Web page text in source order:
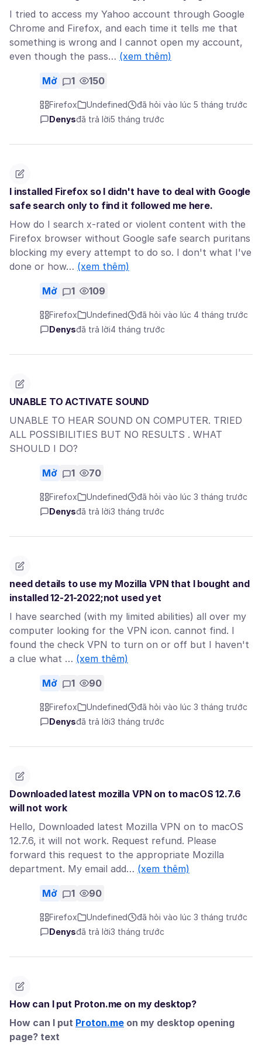
I tried to access my Yahoo account through Google
Chrome and Firefox, and each time it tells me that
something is wrong and I cannot open my account,
even though the pass… (xem thêm)
Mở 1 150
Firefox Undefined
đã hỏi vào lúc 5 tháng trước
Denysđã trả lời5 tháng trước
I installed Firefox so I didn't have to deal with Google
safe search only to find it followed me here.
How do I search x-rated or violent content with the
Firefox browser without Google safe search puritans
blocking my every attempt to do so. I don't what I've
done or how… (xem thêm)
Mở 1 109
Firefox Undefined
đã hỏi vào lúc 4 tháng trước
Denysđã trả lời4 tháng trước
UNABLE TO ACTIVATE SOUND
UNABLE TO HEAR SOUND ON COMPUTER. TRIED
ALL POSSIBILITIES BUT NO RESULTS . WHAT
SHOULD I DO?
Mở 1 70
Firefox Undefined
đã hỏi vào lúc 3 tháng trước
Denysđã trả lời3 tháng trước
need details to use my Mozilla VPN that I bought and
installed 12-21-2022;not used yet
I have searched (with my limited abilities) all over my
computer looking for the VPN icon. cannot find. I
found the check VPN to turn on or off but I haven't
a clue what … (xem thêm)
Mở 1 90
Firefox Undefined
đã hỏi vào lúc 3 tháng trước
Denysđã trả lời3 tháng trước
Downloaded latest mozilla VPN on to macOS 12.7.6
will not work
Hello, Downloaded latest Mozilla VPN on to macOS
12.7.6, it will not work. Request refund. Please
forward this request to the appropriate Mozilla
department. My email add… (xem thêm)
Mở 1 90
Firefox Undefined
đã hỏi vào lúc 3 tháng trước
Denysđã trả lời3 tháng trước
How can I put Proton.me on my desktop?
How can I put Proton.me on my desktop opening
page? text